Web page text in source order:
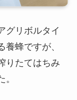
グリボルタイ
蜂ですが、
りたてはちみ